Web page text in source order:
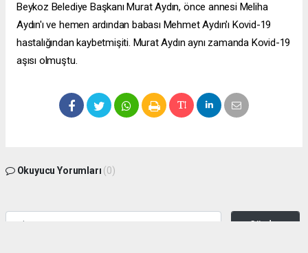
Beykoz Belediye Başkanı Murat Aydın, önce annesi Meliha
Aydın'ı ve hemen ardından babası Mehmet Aydın'ı Kovid-19
hastalığından kaybetmişiti. Murat Aydın aynı zamanda Kovid-19
aşısı olmuştu.
Okuyucu Yorumları (0)
Gönder